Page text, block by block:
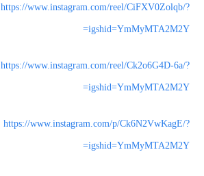
https://www.instagram.com/reel/CiFXV0Zolqb/?
igshid=YmMyMTA2M2Y=
https://www.instagram.com/reel/Ck2o6G4D-6a/?
igshid=YmMyMTA2M2Y=
https://www.instagram.com/p/Ck6N2VwKagE/?
igshid=YmMyMTA2M2Y=